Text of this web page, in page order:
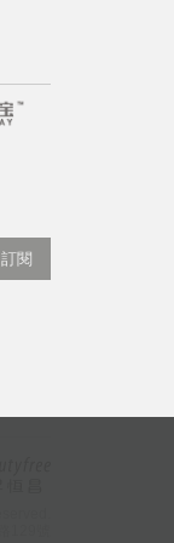
訂閱